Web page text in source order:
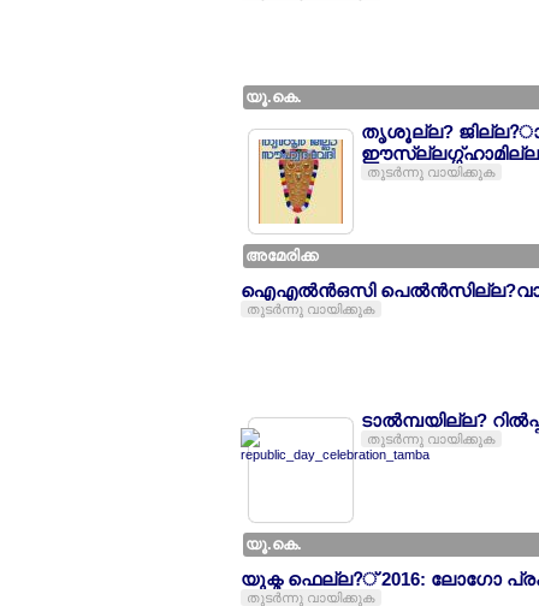
യൂ.കെ.
തൃശൂല്ല? ജില്ല?ാ
തുടര്‍ന്നു വായിക്കുക
അമേരിക്ക
ഐഎല്‍ന്‍ഒസി
തുടര്‍ന്നു വായിക്കുക
ടാല്‍മ്പയില്ല?
തുടര്‍ന്നു വായിക്കുക
യൂ.കെ.
യുക്മ ഫെല്ല?് 2016: ലോഗോ
തുടര്‍ന്നു വായിക്കുക